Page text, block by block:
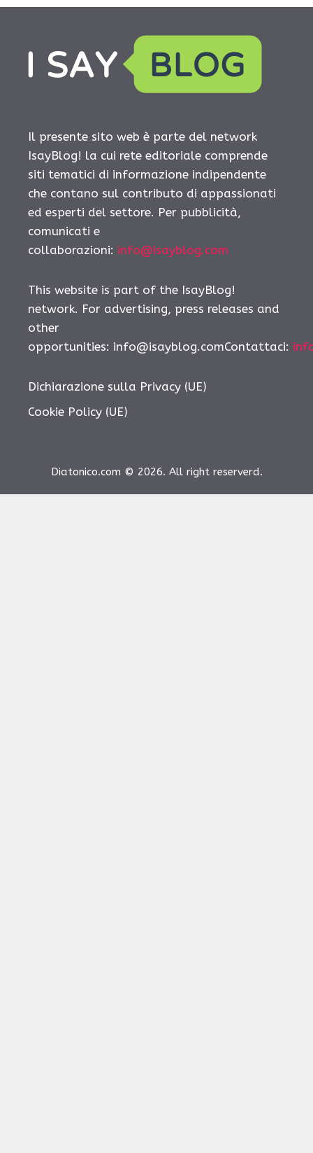
Il presente sito web è parte del network
IsayBlog! la cui rete editoriale comprende
siti tematici di informazione indipendente
che contano sul contributo di appassionati
ed esperti del settore. Per pubblicità,
comunicati e
collaborazioni: info@isayblog.com
This website is part of the IsayBlog!
network. For advertising, press releases and
other
opportunities: info@isayblog.comContattaci:
Dichiarazione sulla Privacy (UE)
Cookie Policy (UE)
Diatonico.com © 2026. All right reserverd.